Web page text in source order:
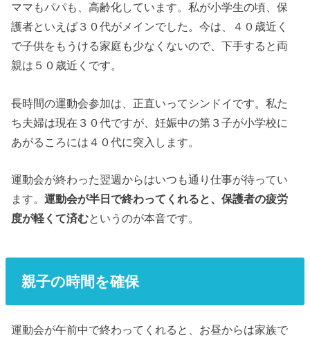
ママもパパも、高齢化しています。私が小学生の頃、保
護者といえば３０代がメインでした。今は、４０歳近く
で子供をもうける家庭も少なくないので、下手すると両
親は５０歳近くです。
長時間の運動会参加は、正直いってシンドイです。私た
ち夫婦は現在３０代ですが、妊娠中の第３子が小学校に
あがるころには４０代に突入します。
運動会が終わった翌週からはいつも通り仕事が待ってい
ます。運動会が半日で終わってくれると、保護者の疲労
度が軽くて済むというのが本音です。
親子の時間を確保
運動会が午前中で終わってくれると、お昼からは家族で